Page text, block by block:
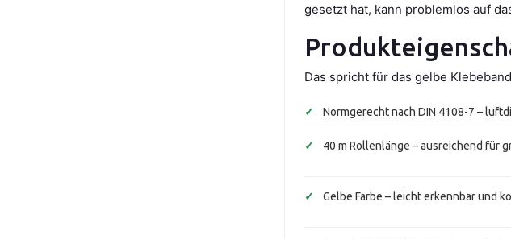
gesetzt hat, kann problemlos auf
Das spricht für das gelbe
✓ Normgerecht nach DIN 4108-7 –
✓ 40 m Rollenlänge – ausreichend für
✓ Gelbe Farbe – leicht erkennbar und